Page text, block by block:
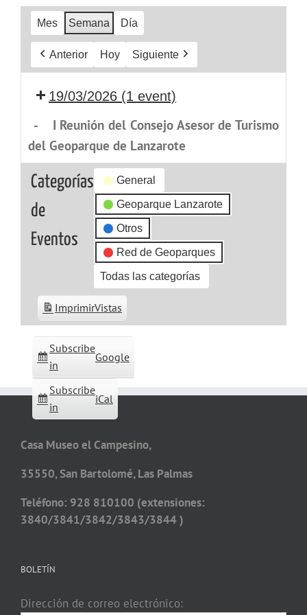
Mes Semana Día
Anterior Hoy Siguiente
19/03/2026 (1 event)
-
I Reunión del Consejo Asesor de Turismo
del Geoparque de Lanzarote
Categorías
de
Eventos
General
Geoparque Lanzarote
Otros
Red de Geoparques
Todas las categorías
Subscribe
in
Google
Subscribe
in
iCal
ImprimirVistas
Casa Museo el Campesino,
35550, San Bartolomé, Las Palmas
Teléfono: 928 810100 (extensiones:
3840/3841/3842/3843/3844 )
BOLETÍN
Dirección de correo electrónico: